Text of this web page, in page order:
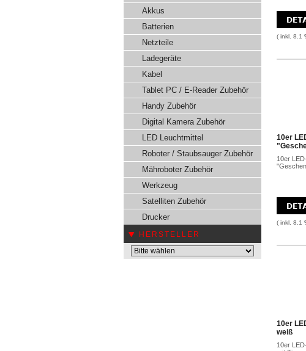
Akkus
Batterien
Netzteile
Ladegeräte
Kabel
Tablet PC / E-Reader Zubehör
Handy Zubehör
Digital Kamera Zubehör
LED Leuchtmittel
Roboter / Staubsauger Zubehör
Mähroboter Zubehör
Werkzeug
Satelliten Zubehör
Drucker
HERSTELLER
( inkl. 8.1
10er
10er
( inkl. 8.1
10er
weiß
10er